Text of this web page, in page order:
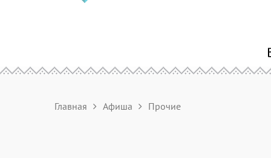
Главная Афиша Прочие